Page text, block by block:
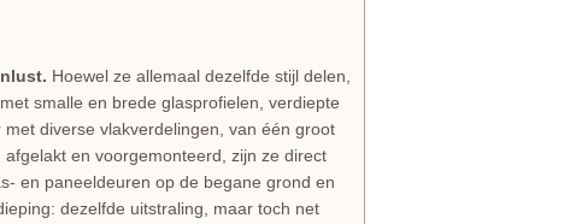
Hoewel ze allemaal dezelfde stijl delen,
smalle en brede glasprofielen, verdiepte
diverse vlakverdelingen, van één groot
en voorgemonteerd, zijn ze direct
en paneeldeuren op de begane grond en
dezelfde uitstraling, maar toch net